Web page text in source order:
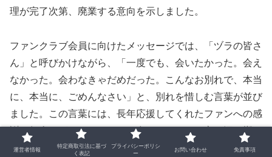
理が完了次第、廃業する意向を示しました。
ファンクラブ会員に向けたメッセージでは、「ヅラの皆さ
ん」と呼びかけながら、「一度でも、会いたかった。会え
なかった。会わなきゃだめだった。こんなお別れで、本当
に、本当に、ごめんなさい」と、別れを惜しむ言葉が並び
ました。この言葉には、長年応援してくれたファンへの感
謝と無念さがにじんでおり、多くのファンの心に深く響い
たとされています。
運営者情報
特定商取引法に基づ
く表記
プライバシーポリシ
ー
お問い合わせ 免責事項